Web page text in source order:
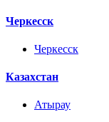
Черкесск
Черкесск
Казахстан
Атырау